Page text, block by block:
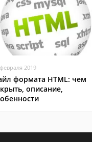
2019
формата HTML: чем
описание,